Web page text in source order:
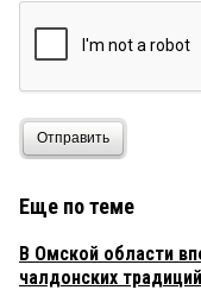
Отправить
Еще по теме
В Омской области
чалдонских традиций